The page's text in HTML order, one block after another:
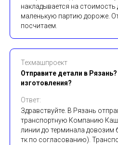
накладывается на стоимость
маленькую партию дороже.
посчитаем.
Техмашпроект
Отправите детали в
изготовления?
Ответ:
Здравствуйте. В Рязань
транспортную Компанию
линии до терминала довозим
тк по согласованию).